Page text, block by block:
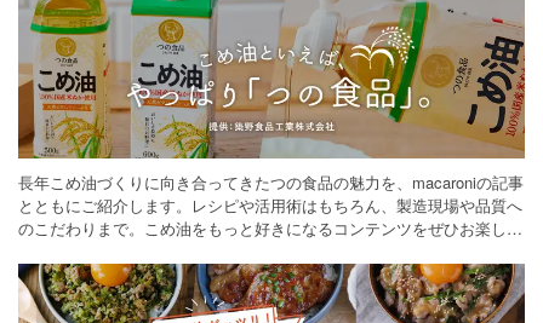
長年こめ油づくりに向き合ってきたつの食品の魅力を、macaroniの記事
とともにご紹介します。レシピや活用術はもちろん、製造現場や品質へ
のこだわりまで。こめ油をもっと好きになるコンテンツをぜひお楽しみ